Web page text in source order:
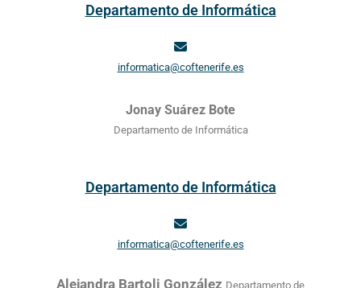
Departamento de Informática
informatica@coftenerife.es
Jonay Suárez Bote
Departamento de Informática
Departamento de Informática
informatica@coftenerife.es
Alejandra Bartoli González Departamento de